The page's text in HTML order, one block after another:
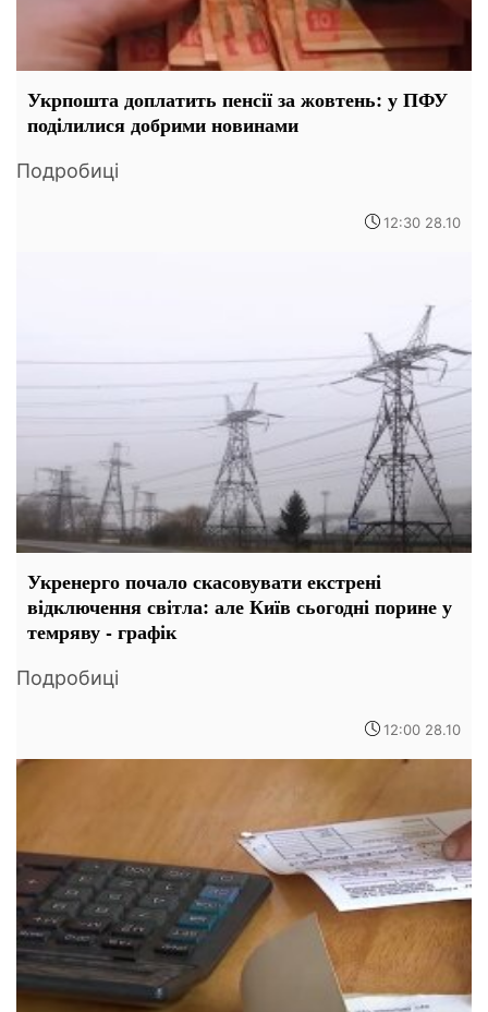
Укрпошта доплатить пенсії за жовтень: у ПФУ
поділилися добрими новинами
Подробиці
12:30 28.10
Укренерго почало скасовувати екстрені
відключення світла: але Київ сьогодні порине у
темряву - графік
Подробиці
12:00 28.10